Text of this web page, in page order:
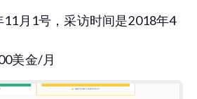
11月1号，采访时间是2018年4
美金/月